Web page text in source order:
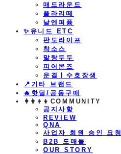
매드라운드
플라리떼
날엔퍼퓸
​✨유니드 ETC
판도라이프
착소스
말랑두두
피어몬즈
운결ㅣ수호장생
📍기타 브랜드
🔥핫딜/공동구매
👩‍👩‍👦‍👦COMMUNITY
공지사항
REVIEW
QNA
사업자 회원 승인 요청
B2B 도매몰
OUR STORY